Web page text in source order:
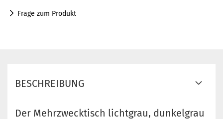
Frage zum Produkt
BESCHREIBUNG
Der Mehrzwecktisch lichtgrau, dunkelgrau